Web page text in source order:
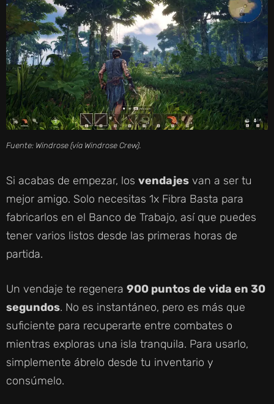
Fuente: Windrose (vía Windrose Crew).
Si acabas de empezar, los vendajes van a ser tu
mejor amigo. Solo necesitas 1x Fibra Basta para
fabricarlos en el Banco de Trabajo, así que puedes
tener varios listos desde las primeras horas de
partida.
Un vendaje te regenera 900 puntos de vida en 30
segundos. No es instantáneo, pero es más que
suficiente para recuperarte entre combates o
mientras exploras una isla tranquila. Para usarlo,
simplemente ábrelo desde tu inventario y
consúmelo.